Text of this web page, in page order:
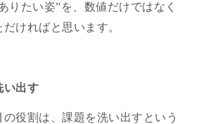
りたい姿”を、数値だけではなく
ければと思います。
い出す
の役割は、課題を洗い出すという